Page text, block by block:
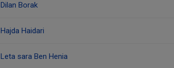
Dilan Borak
Hajda Haidari
Leta sara Ben Henia